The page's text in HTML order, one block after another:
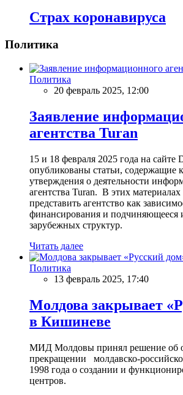
Страх коронавируса
Политика
Политика
20 февраль 2025, 12:00
Заявление
агентства Turan
15 и 18 февраля 2025 года на сайте
опубликованы статьи, содержащие
утверждения о деятельности
агентства Turan. В этих материалах
представить агентство как
финансирования и подчиняющееся
зарубежных структур.
Читать далее
Политика
13 февраль 2025, 17:40
Молдова закрывает
в Кишиневе
МИД Молдовы принял решение об
прекращении молдавско-
1998 года о создании и
центров.